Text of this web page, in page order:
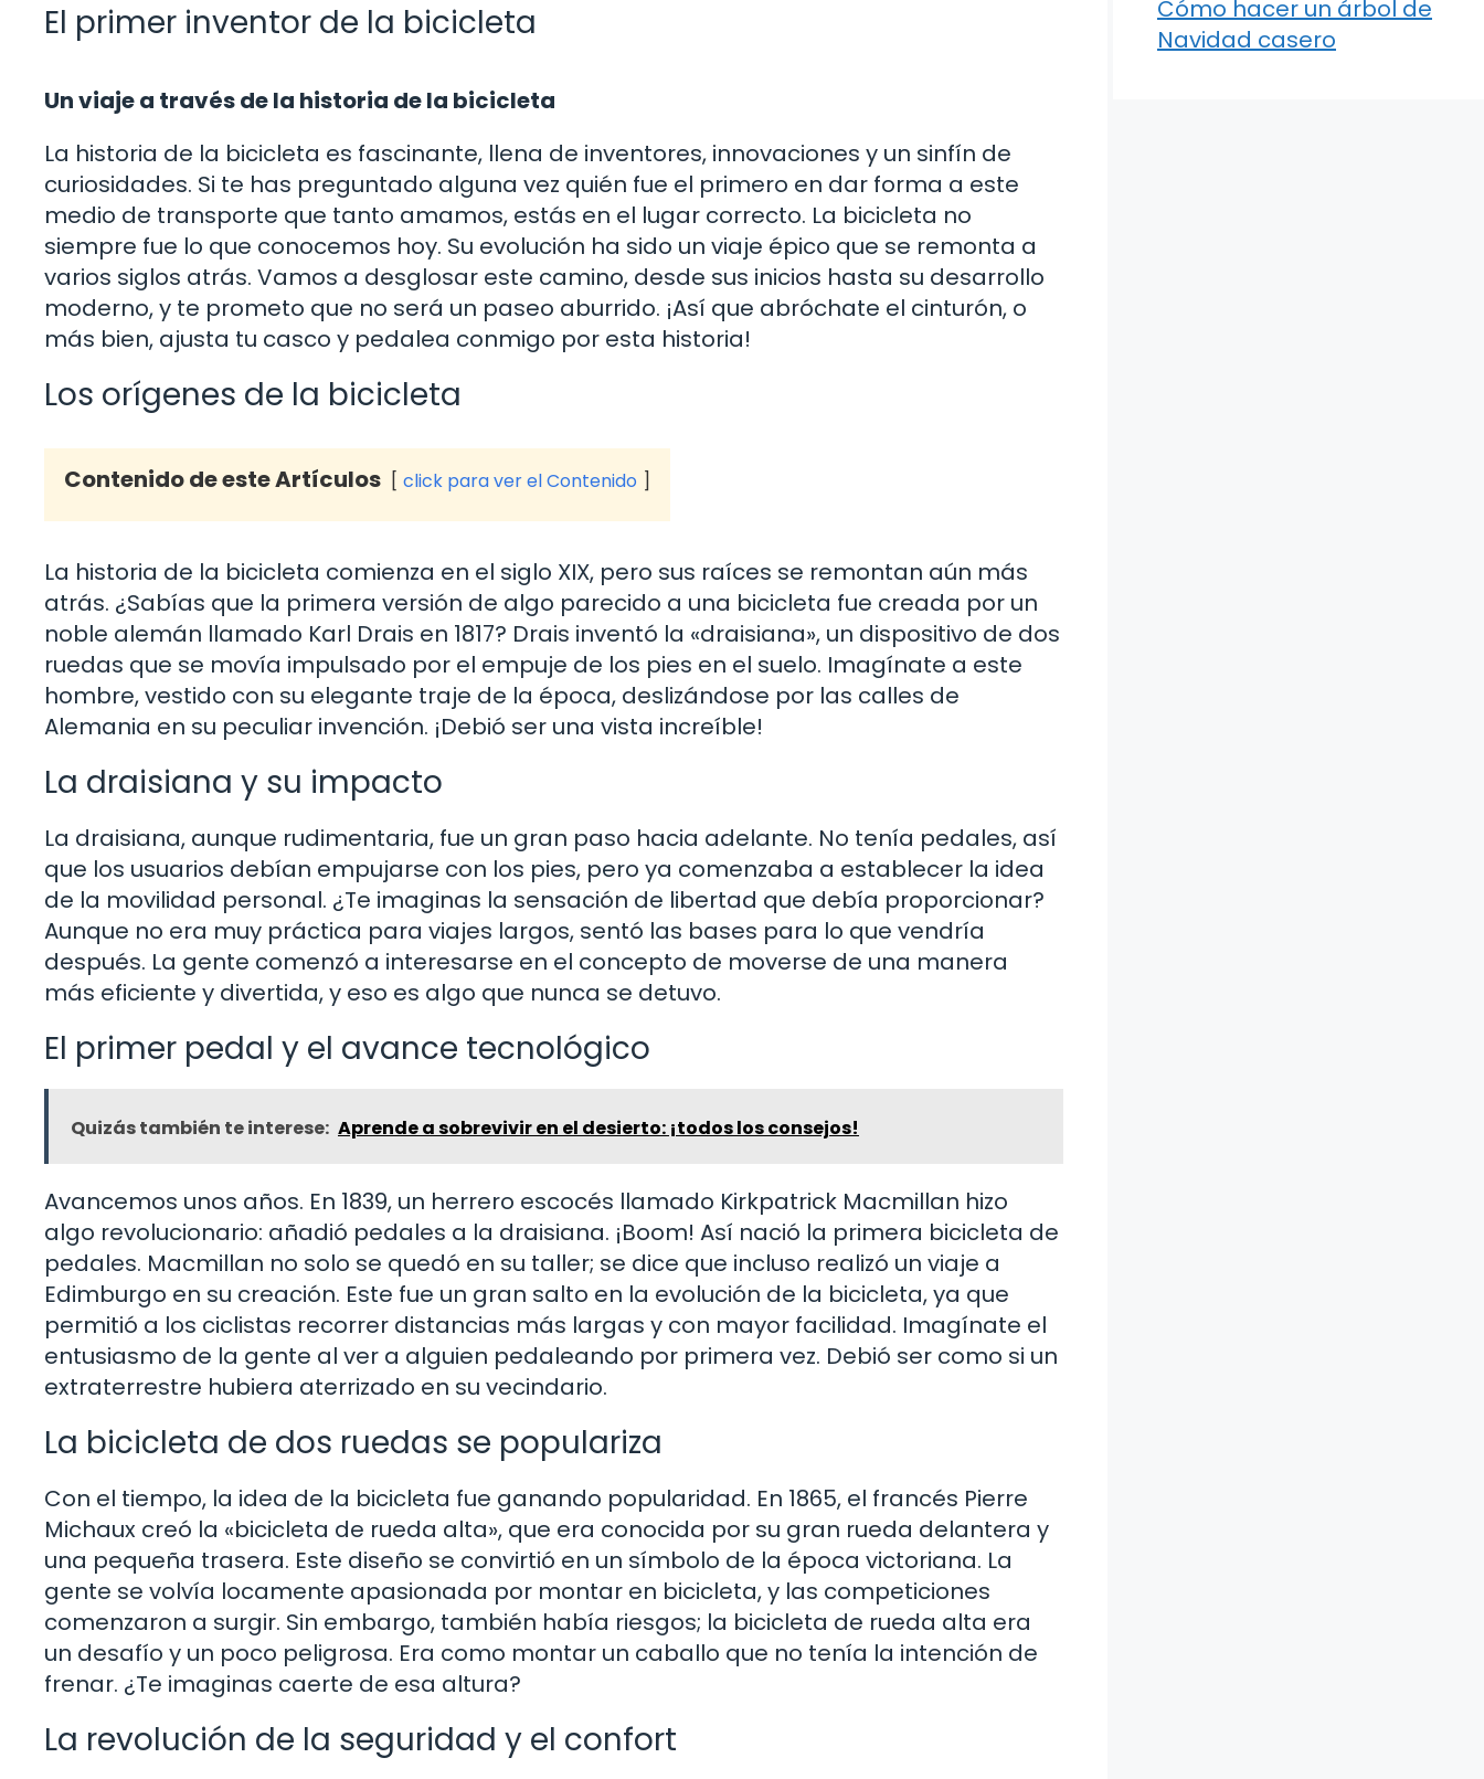
El primer inventor de la bicicleta
Un viaje a través de la historia de la bicicleta
La historia de la bicicleta es fascinante, llena de inventores, innovaciones y un sinfín de
curiosidades. Si te has preguntado alguna vez quién fue el primero en dar forma a este
medio de transporte que tanto amamos, estás en el lugar correcto. La bicicleta no
siempre fue lo que conocemos hoy. Su evolución ha sido un viaje épico que se remonta a
varios siglos atrás. Vamos a desglosar este camino, desde sus inicios hasta su desarrollo
moderno, y te prometo que no será un paseo aburrido. ¡Así que abróchate el cinturón, o
más bien, ajusta tu casco y pedalea conmigo por esta historia!
Los orígenes de la bicicleta
Contenido de este Artículos click para ver el Contenido
La historia de la bicicleta comienza en el siglo XIX, pero sus raíces se remontan aún más
atrás. ¿Sabías que la primera versión de algo parecido a una bicicleta fue creada por un
noble alemán llamado Karl Drais en 1817? Drais inventó la «draisiana», un dispositivo de dos
ruedas que se movía impulsado por el empuje de los pies en el suelo. Imagínate a este
hombre, vestido con su elegante traje de la época, deslizándose por las calles de
Alemania en su peculiar invención. ¡Debió ser una vista increíble!
La draisiana y su impacto
La draisiana, aunque rudimentaria, fue un gran paso hacia adelante. No tenía pedales, así
que los usuarios debían empujarse con los pies, pero ya comenzaba a establecer la idea
de la movilidad personal. ¿Te imaginas la sensación de libertad que debía proporcionar?
Aunque no era muy práctica para viajes largos, sentó las bases para lo que vendría
después. La gente comenzó a interesarse en el concepto de moverse de una manera
más eficiente y divertida, y eso es algo que nunca se detuvo.
El primer pedal y el avance tecnológico
Quizás también te interese: Aprende a sobrevivir en el desierto: ¡todos los consejos!
Avancemos unos años. En 1839, un herrero escocés llamado Kirkpatrick Macmillan hizo
algo revolucionario: añadió pedales a la draisiana. ¡Boom! Así nació la primera bicicleta de
pedales. Macmillan no solo se quedó en su taller; se dice que incluso realizó un viaje a
Edimburgo en su creación. Este fue un gran salto en la evolución de la bicicleta, ya que
permitió a los ciclistas recorrer distancias más largas y con mayor facilidad. Imagínate el
entusiasmo de la gente al ver a alguien pedaleando por primera vez. Debió ser como si un
extraterrestre hubiera aterrizado en su vecindario.
La bicicleta de dos ruedas se populariza
Con el tiempo, la idea de la bicicleta fue ganando popularidad. En 1865, el francés Pierre
Michaux creó la «bicicleta de rueda alta», que era conocida por su gran rueda delantera y
una pequeña trasera. Este diseño se convirtió en un símbolo de la época victoriana. La
gente se volvía locamente apasionada por montar en bicicleta, y las competiciones
comenzaron a surgir. Sin embargo, también había riesgos; la bicicleta de rueda alta era
un desafío y un poco peligrosa. Era como montar un caballo que no tenía la intención de
frenar. ¿Te imaginas caerte de esa altura?
La revolución de la seguridad y el confort
Cómo hacer un árbol de
Navidad casero